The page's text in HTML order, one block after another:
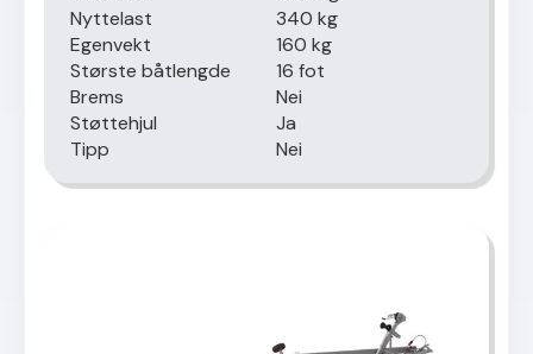
Nyttelast
340 kg
Egenvekt
160 kg
Største båtlengde
16 fot
Brems
Nei
Støttehjul
Ja
Tipp
Nei